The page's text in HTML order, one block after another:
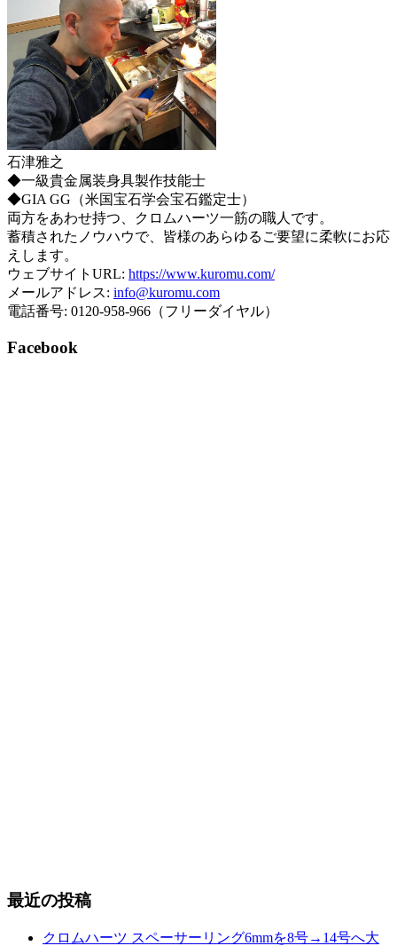
石津雅之
◆一級貴金属装身具製作技能士
◆GIA GG（米国宝石学会宝石鑑定士）
両方をあわせ持つ、クロムハーツ一筋の職人です。
蓄積されたノウハウで、皆様のあらゆるご要望に柔軟にお応
えします。
ウェブサイトURL: https://www.kuromu.com/
メールアドレス: info@kuromu.com
電話番号: 0120-958-966（フリーダイヤル）
Facebook
最近の投稿
クロムハーツ スペーサーリング6mmを8号→14号へ大